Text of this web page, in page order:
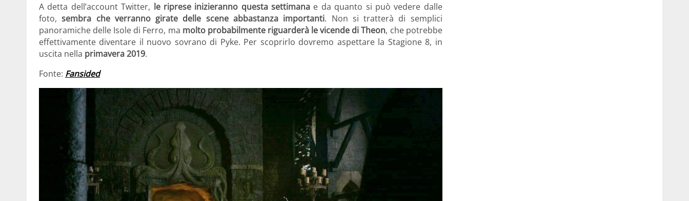
A detta dell’account Twitter, le riprese inizieranno questa settimana e da quanto si può vedere dalle
foto,sembra che verranno girate delle scene abbastanza importanti. Non si tratterà di semplici
panoramiche delle Isole di Ferro, ma molto probabilmente riguarderà le vicende di Theon, che potrebbe
effettivamente diventare il nuovo sovrano di Pyke. Per scoprirlo dovremo aspettare la Stagione 8, in
uscita nella primavera 2019.
Fonte: Fansided